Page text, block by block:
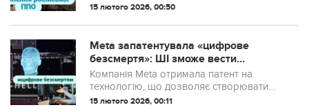
далекобійними ударами знищили
гарматних комплексів «Панцир».
15 лютого 2026, 00:50
Meta запатентувала «цифрове
безсмертя»: ШІ зможе вести
соцмережі за померлих
Компанія Meta отримала патент на
технологію, що дозволяє створювати
цифрових «клонів» користувачів.
15 лютого 2026, 00:11